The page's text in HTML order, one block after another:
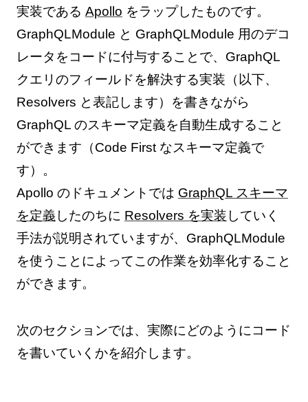
実装である Apollo をラップしたものです。
GraphQLModule と GraphQLModule 用のデコ
レータをコードに付与することで、GraphQL
クエリのフィールドを解決する実装（以下、
Resolvers と表記します）を書きながら
GraphQL のスキーマ定義を自動生成すること
ができます（Code First なスキーマ定義で
す）。
Apollo のドキュメントでは GraphQL スキーマ
を定義 したのちに Resolvers を実装 していく
手法が説明されていますが、GraphQLModule
を使うことによってこの作業を効率化すること
ができます。
次のセクションでは、実際にどのようにコード
を書いていくかを紹介します。